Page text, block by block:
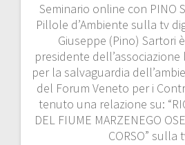
Seminario online con PINO
Pillole d’Ambiente sulla tv
Giuseppe (Pino) Sartori
presidente
per la salvaguardia
del Forum Veneto per i
tenuto una relazione su:
DEL FIUME MARZENEGO
CORSO”